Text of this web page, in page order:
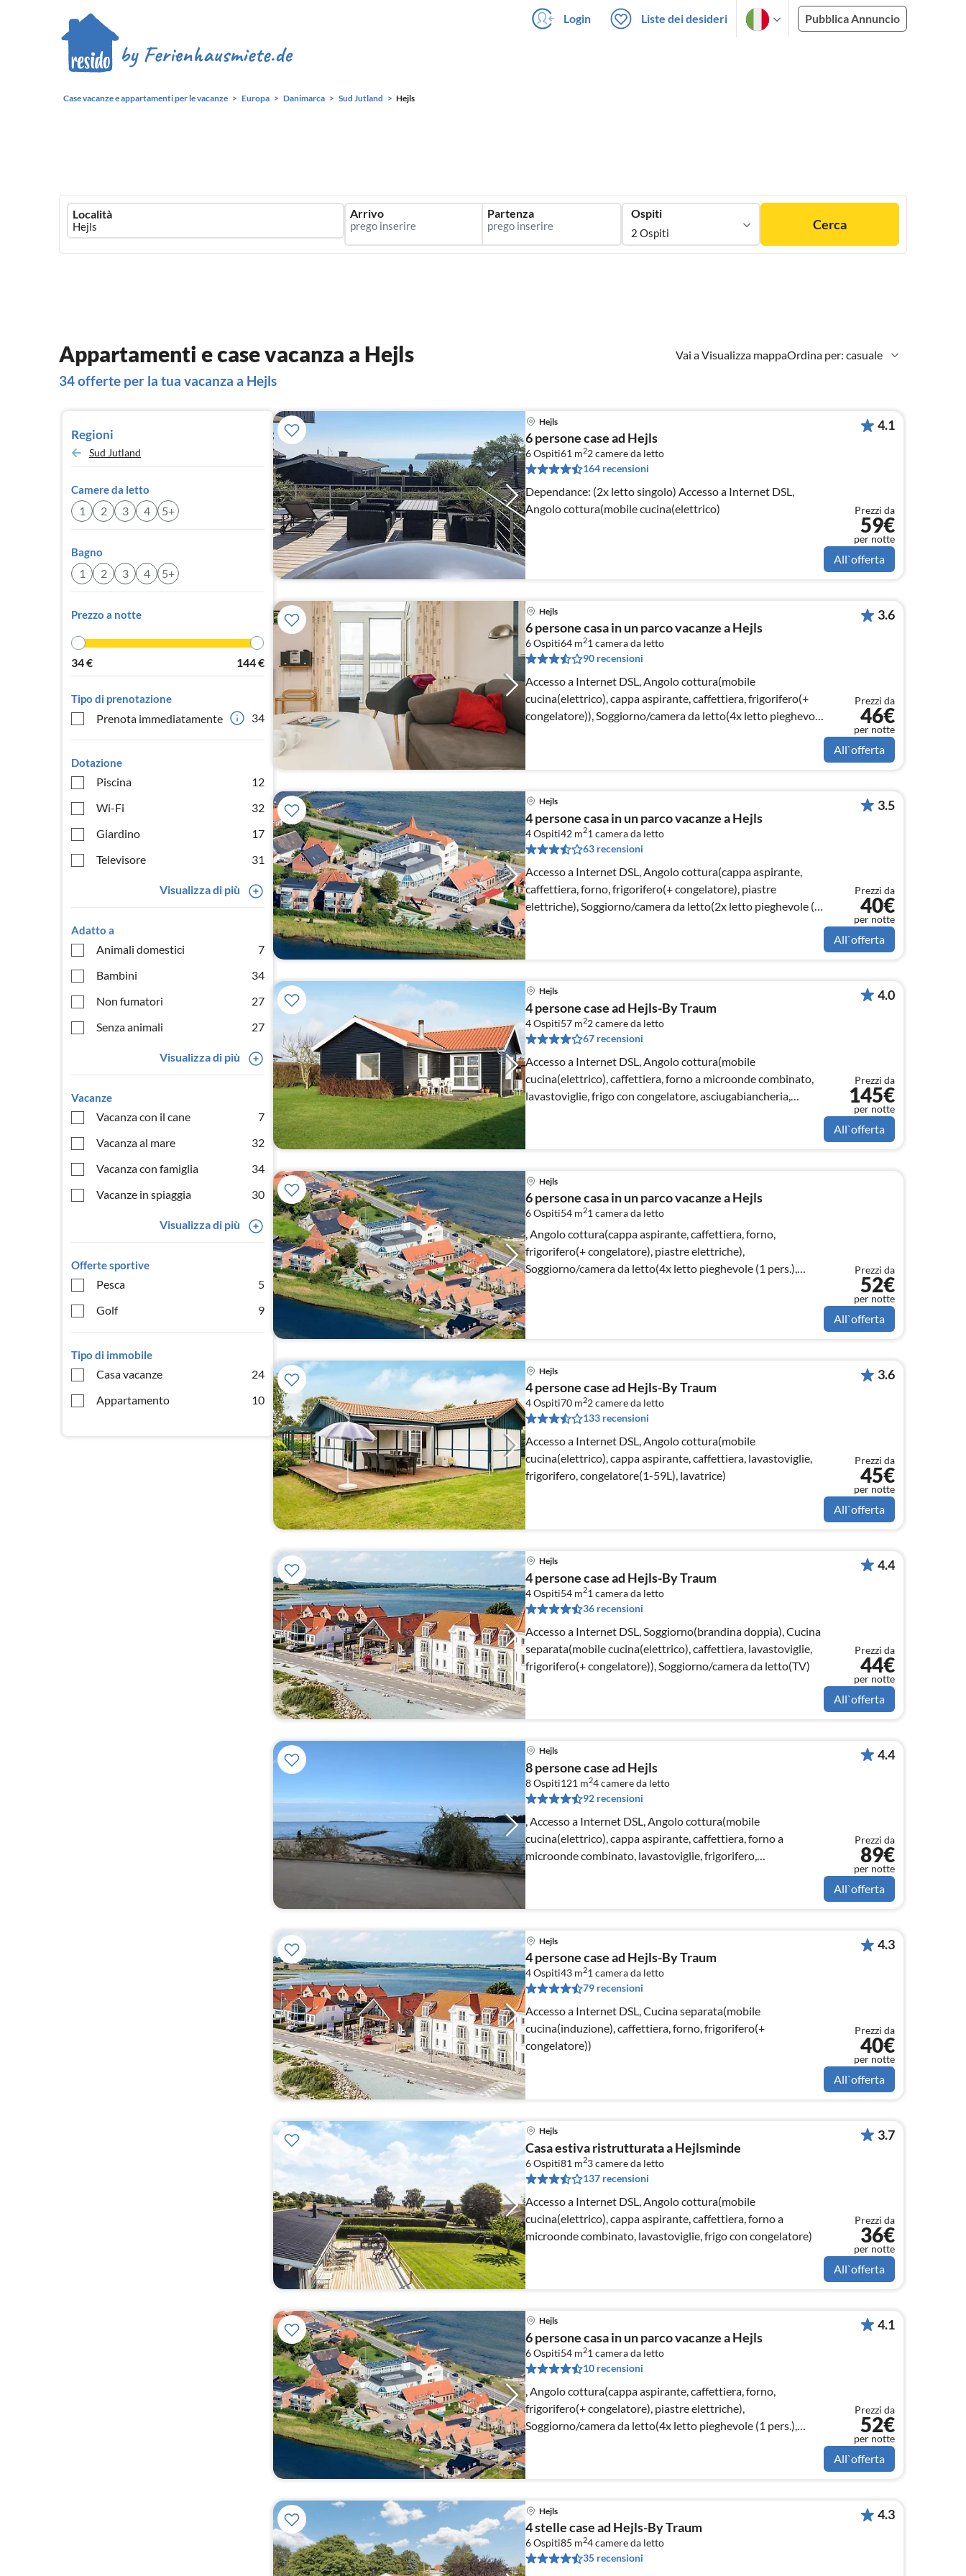
Login Liste dei desideri Pubblica Annuncio
Case vacanze e appartamenti per le vacanze Europa Danimarca Sud Jutland Hejls
Ferienhausmiete
logo
Località Arrivo Partenza Ospiti
2 Ospiti
Cerca
Vai a Visualizza mappaOrdina per: casuale
Appartamenti e case vacanza a Hejls
34 offerte per la tua vacanza a Hejls
Regioni
Sud Jutland
Camere da letto
1 2 3 4 5+
Bagno
1 2 3 4 5+
Prezzo a notte
34€ 144€
Tipo di prenotazione
Prenota immediatamente 34
Dotazione
Piscina
12
Wi-Fi
32
Giardino
17
Televisore
31
Visualizza di più
Adatto a
Animali domestici
7
Bambini
34
Non fumatori
27
Senza animali
27
Visualizza di più
Vacanze
Vacanza con il cane
7
Vacanza al mare
32
Vacanza con famiglia
34
Vacanze in spiaggia
30
Visualizza di più
Offerte sportive
Pesca
5
Golf
9
Tipo di immobile
Casa vacanze
24
Appartamento
10
Hejls
6 persone case ad Hejls
6 Ospiti61 m22camere da letto
164 recensioni
Dependance: (2x letto singolo) Accesso a Internet DSL,
Angolo cottura(mobile cucina(elettrico)
4.1
Prezzi da
59€
per notte
All`offerta
Hejls
6 persone casa in un parco vacanze a Hejls
6 Ospiti64 m21 camera da letto
90 recensioni
Accesso a Internet DSL, Angolo cottura(mobile
cucina(elettrico), cappa aspirante, caffettiera, frigorifero(+
congelatore)), Soggiorno/camera da letto(4x letto pieghevole
(1 pers.))
3.6
Prezzi da
46€
per notte
All`offerta
Hejls
4 persone casa in un parco vacanze a Hejls
4 Ospiti42 m21 camera da letto
63 recensioni
Accesso a Internet DSL, Angolo cottura(cappa aspirante,
caffettiera, forno, frigorifero(+ congelatore), piastre
elettriche), Soggiorno/camera da letto(2x letto pieghevole (1
pers.)
3.5
Prezzi da
40€
per notte
All`offerta
Hejls
4 persone case ad Hejls-By Traum
4 Ospiti57 m22camere da letto
67 recensioni
Accesso a Internet DSL, Angolo cottura(mobile
cucina(elettrico), caffettiera, forno a microonde combinato,
lavastoviglie, frigo con congelatore, asciugabiancheria,
4.0
Prezzi da
145€
per notte
All`offerta
Hejls
6 persone casa in un parco vacanze a Hejls
6 Ospiti54 m21 camera da letto
, Angolo cottura(cappa aspirante, caffettiera, forno,
frigorifero(+ congelatore), piastre elettriche),
Soggiorno/camera da letto(4x letto pieghevole (1 pers.),
TV(satellite))
Prezzi da
52€
per notte
All`offerta
Hejls
4 persone case ad Hejls-By Traum
4 Ospiti70 m22camere da letto
133 recensioni
Accesso a Internet DSL, Angolo cottura(mobile
cucina(elettrico), cappa aspirante, caffettiera, lavastoviglie,
frigorifero, congelatore(1-59L), lavatrice)
3.6
Prezzi da
45€
per notte
All`offerta
Hejls
4 persone case ad Hejls-By Traum
4 Ospiti54 m21 camera da letto
36 recensioni
Accesso a Internet DSL, Soggiorno(brandina doppia), Cucina
separata(mobile cucina(elettrico), caffettiera, lavastoviglie,
frigorifero(+ congelatore)), Soggiorno/camera da letto(TV)
4.4
Prezzi da
44€
per notte
All`offerta
Hejls
8 persone case ad Hejls
8 Ospiti121 m24camere da letto
92 recensioni
, Accesso a Internet DSL, Angolo cottura(mobile
cucina(elettrico), cappa aspirante, caffettiera, forno a
microonde combinato, lavastoviglie, frigorifero,
congelatore(200-249L))
4.4
Prezzi da
89€
per notte
All`offerta
Hejls
4 persone case ad Hejls-By Traum
4 Ospiti43 m21 camera da letto
79 recensioni
Accesso a Internet DSL, Cucina separata(mobile
cucina(induzione), caffettiera, forno, frigorifero(+
congelatore))
4.3
Prezzi da
40€
per notte
All`offerta
Hejls
Casa estiva ristrutturata a Hejlsminde
6 Ospiti81 m23camere da letto
137 recensioni
Accesso a Internet DSL, Angolo cottura(mobile
cucina(elettrico), cappa aspirante, caffettiera, forno a
microonde combinato, lavastoviglie, frigo con congelatore)
3.7
Prezzi da
36€
per notte
All`offerta
Hejls
6 persone casa in un parco vacanze a Hejls
6 Ospiti54 m21 camera da letto
10 recensioni
, Angolo cottura(cappa aspirante, caffettiera, forno,
frigorifero(+ congelatore), piastre elettriche),
Soggiorno/camera da letto(4x letto pieghevole (1 pers.),
TV(satellite))
4.1
Prezzi da
52€
per notte
All`offerta
Hejls
4 stelle case ad Hejls-By Traum
6 Ospiti85 m24camere da letto
35 recensioni
4.3